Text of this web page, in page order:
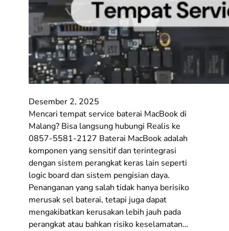
Desember 2, 2025
Mencari tempat service baterai MacBook di
Malang? Bisa langsung hubungi Realis ke
0857-5581-2127 Baterai MacBook adalah
komponen yang sensitif dan terintegrasi
dengan sistem perangkat keras lain seperti
logic board dan sistem pengisian daya.
Penanganan yang salah tidak hanya berisiko
merusak sel baterai, tetapi juga dapat
mengakibatkan kerusakan lebih jauh pada
perangkat atau bahkan risiko keselamatan…